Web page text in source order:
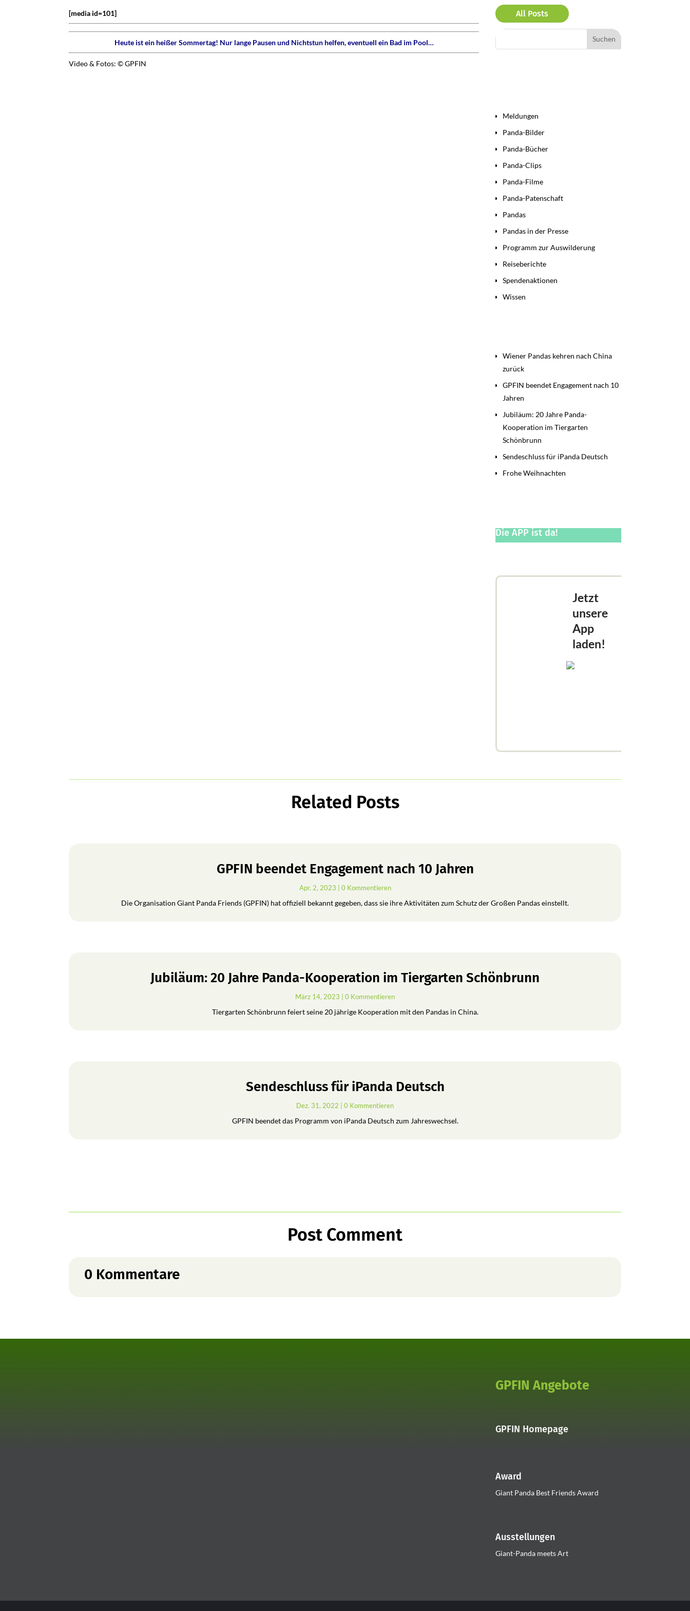
[media id=101]
Heute ist ein heißer Sommertag! Nur lange Pausen und Nichtstun helfen, eventuell ein Bad im Pool…
Video & Fotos: © GPFIN
All Posts
Meldungen
Panda-Bilder
Panda-Bücher
Panda-Clips
Panda-Filme
Panda-Patenschaft
Pandas
Pandas in der Presse
Programm zur Auswilderung
Reiseberichte
Spendenaktionen
Wissen
Wiener Pandas kehren nach China
zurück
GPFIN beendet Engagement nach 10
Jahren
Jubiläum: 20 Jahre Panda-
Kooperation im Tiergarten
Schönbrunn
Sendeschluss für iPanda Deutsch
Frohe Weihnachten
Die APP ist da!
Jetzt
unsere
App
laden!
Related Posts
GPFIN beendet Engagement nach 10 Jahren
Apr. 2, 2023 | 0 Kommentieren
Die Organisation Giant Panda Friends (GPFIN) hat offiziell bekannt gegeben, dass sie ihre Aktivitäten zum Schutz der Großen Pandas einstellt.
Jubiläum: 20 Jahre Panda-Kooperation im Tiergarten Schönbrunn
März 14, 2023 | 0 Kommentieren
Tiergarten Schönbrunn feiert seine 20 jährige Kooperation mit den Pandas in China.
Sendeschluss für iPanda Deutsch
Dez. 31, 2022 | 0 Kommentieren
GPFIN beendet das Programm von iPanda Deutsch zum Jahreswechsel.
Post Comment
0 Kommentare
GPFIN Angebote
GPFIN Homepage
Award
Giant Panda Best Friends Award
Ausstellungen
Giant-Panda meets Art